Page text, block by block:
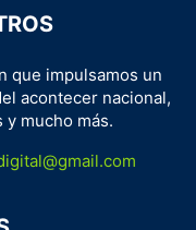
que impulsamos un
acontecer nacional,
mucho más.